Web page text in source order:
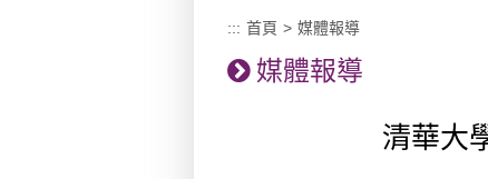
::: 首頁 > 媒體報導
媒體報導
清華大